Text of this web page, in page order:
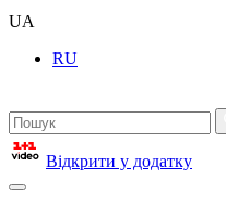
UA
RU
Відкрити у додатку